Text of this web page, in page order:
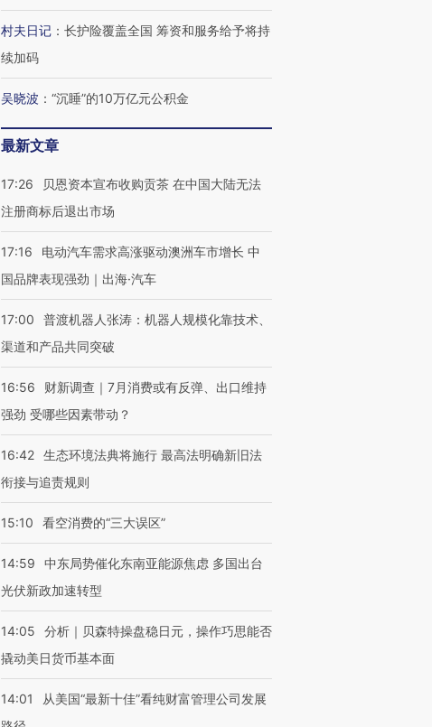
村夫日记 ： 长护险覆盖全国 筹资和服务给予将持
续加码
吴晓波 ： “沉睡”的10万亿元公积金
最新文章
17:26
贝恩资本宣布收购贡茶 在中国大陆无法
注册商标后退出市场
17:16
电动汽车需求高涨驱动澳洲车市增长 中
国品牌表现强劲｜出海·汽车
17:00
普渡机器人张涛：机器人规模化靠技术、
渠道和产品共同突破
16:56
财新调查｜7月消费或有反弹、出口维持
强劲 受哪些因素带动？
16:42 生态环境法典将施行 最高法明确新旧法
衔接与追责规则
15:10 看空消费的“三大误区”
14:59
中东局势催化东南亚能源焦虑 多国出台
光伏新政加速转型
14:05
分析｜贝森特操盘稳日元，操作巧思能否
撬动美日货币基本面
14:01
从美国“最新十佳”看纯财富管理公司发展